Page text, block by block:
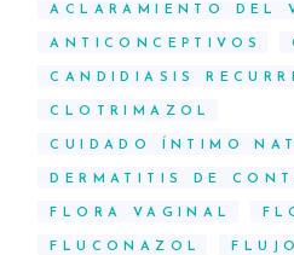
ACLARAMIENTO DEL
ANTICONCEPTIVOS
CANDIDIASIS
CLOTRIMAZOL
CUIDADO ÍNTIMO
DERMATITIS DE
FLORA VAGINAL
FLUCONAZOL